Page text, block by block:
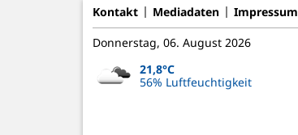
Kontakt Mediadaten Impressum
Donnerstag, 06. August 2026
21,8°C
56% Luftfeuchtigkeit